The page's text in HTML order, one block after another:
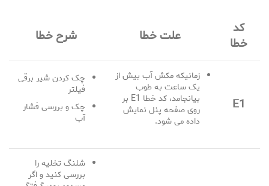
کد
خطا
علت خطا شرح خطا
E1
زمانیکه مکش آب بیش از
یک ساعت به طوب
بیانجامد، کد خطا E1 بر
روی صفحه پنل نمایش
داده می شود.
چک کردن شیر برقی
فیلتر
چک و بررسی فشار
آب
شلنگ تخلیه را
بررسی کنید و اگر